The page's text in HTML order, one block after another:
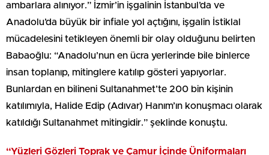
ambarlara alınıyor.” İzmir’in işgalinin İstanbul’da ve
Anadolu’da büyük bir infiale yol açtığını, işgalin İstiklal
mücadelesini tetikleyen önemli bir olay olduğunu belirten
Babaoğlu: “Anadolu’nun en ücra yerlerinde bile binlerce
insan toplanıp, mitinglere katılıp gösteri yapıyorlar.
Bunlardan en bilineni Sultanahmet’te 200 bin kişinin
katılımıyla, Halide Edip (Adıvar) Hanım’ın konuşmacı olarak
katıldığı Sultanahmet mitingidir.” şeklinde konuştu.
“Yüzleri Gözleri Toprak ve Çamur İçinde Üniformaları